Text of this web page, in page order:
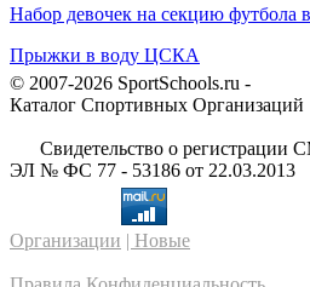
Набор девочек на секцию
Прыжки в воду ЦСКА
© 2007-2026 SportSchools.ru -
Каталог Спортивных Организаций
Свидетельство о регистрации
ЭЛ № ФС 77 - 53186 от 22.03.2013
Организации | Новые